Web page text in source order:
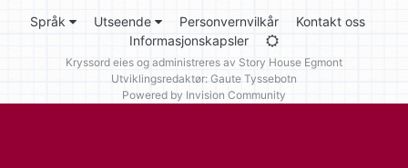
Språk Utseende Personvernvilkår
Kontakt oss
Informasjonskapsler
Kryssord eies og administreres av Story House Egmont
Utviklingsredaktør: Gaute Tyssebotn
Powered by Invision Community